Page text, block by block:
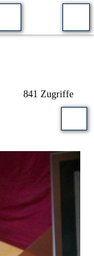
841 Zugriffe